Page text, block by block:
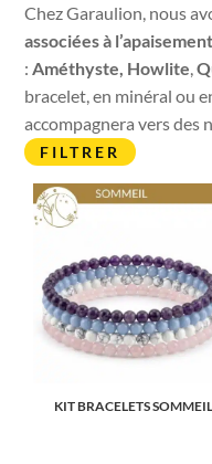
Chez Garaulion, nous
associées à
:Améthyste, Howlite,
bracelet, en minéral ou
accompagnera vers des
FILTRER
KIT BRACELETS SOMMEIL